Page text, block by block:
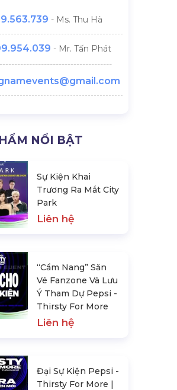
563.739 - Ms. Thu Hà
- Mr. Tấn Phát
NỔI BẬT
Sự Kiện Khai
Trương Ra Mắt City
Park
Liên hệ
“Cẩm Nang” Săn
Vé Fanzone Và Lưu
Ý Tham Dự Pepsi -
Thirsty For More
Liên hệ
Đại Sự Kiện Pepsi -
Thirsty For More |